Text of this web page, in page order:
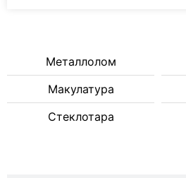
Металлолом
Макулатура
Стеклотара